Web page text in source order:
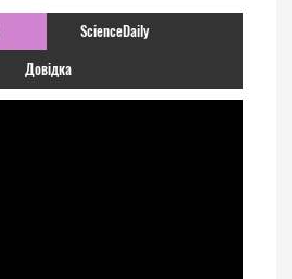
ScienceDaily
Довідка